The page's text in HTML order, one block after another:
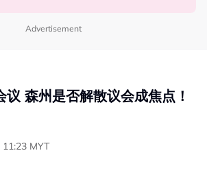
Advertisement
议 森州是否解散议会成焦点！
MYT